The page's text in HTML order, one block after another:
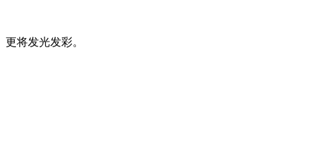
更将发光发彩。